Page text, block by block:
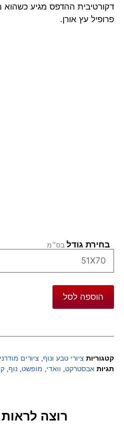
דקורטיבית ההדפס מגיע כשהוא
פרופיל עץ אורן.
בחירת גודל
הוספה לסל
קטגוריות ציורי טבע ונוף, ציורים
תגיות אבסטרקט, וואדי, מופשט, נוף,
רוצה